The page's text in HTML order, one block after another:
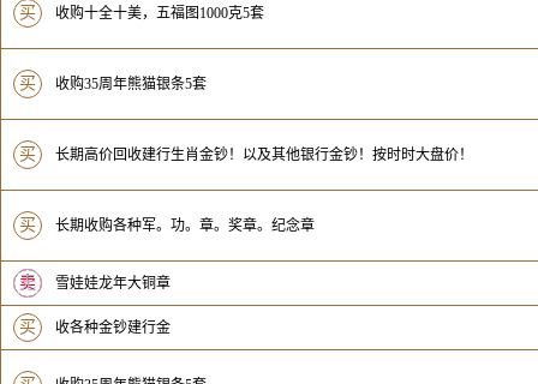
买 收购十全十美，五福图1000克5套
买 收购35周年熊猫银条5套
买 长期高价回收建行生肖金钞！以及其他银行金钞！按时时大盘价！
买 长期收购各种军。功。章。奖章。纪念章
卖
无 雪娃娃龙年大铜章
买 收各种金钞建行金